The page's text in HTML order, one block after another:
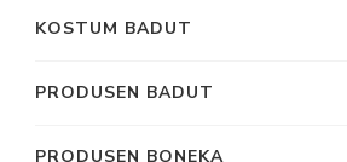
KOSTUM BADUT
PRODUSEN BADUT
PRODUSEN BONEKA